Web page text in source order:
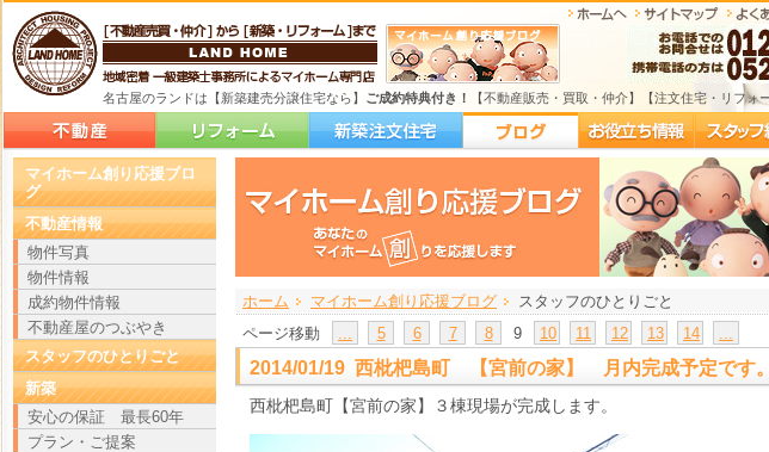
名古屋のランドは【新築建売分譲住宅なら】 ご成約特典付き！ 【不動産販売・買取・仲介】【注文住宅・リフォ
ホーム
> マイホーム創り応援ブログ
>
スタッフのひとりごと
ページ移動
... 5 6 7 8 9 10 11 12 13 14 ...
2014/01/19 西枇杷島町 【宮前の家】 月内完成予定です。
西枇杷島町【宮前の家】３棟現場が完成します。
マイホーム創り応援ブロ
グ
不動産情報
物件写真
物件情報
成約物件情報
不動産屋のつぶやき
スタッフのひとりごと
新築
安心の保証 最長60年
プラン・ご提案